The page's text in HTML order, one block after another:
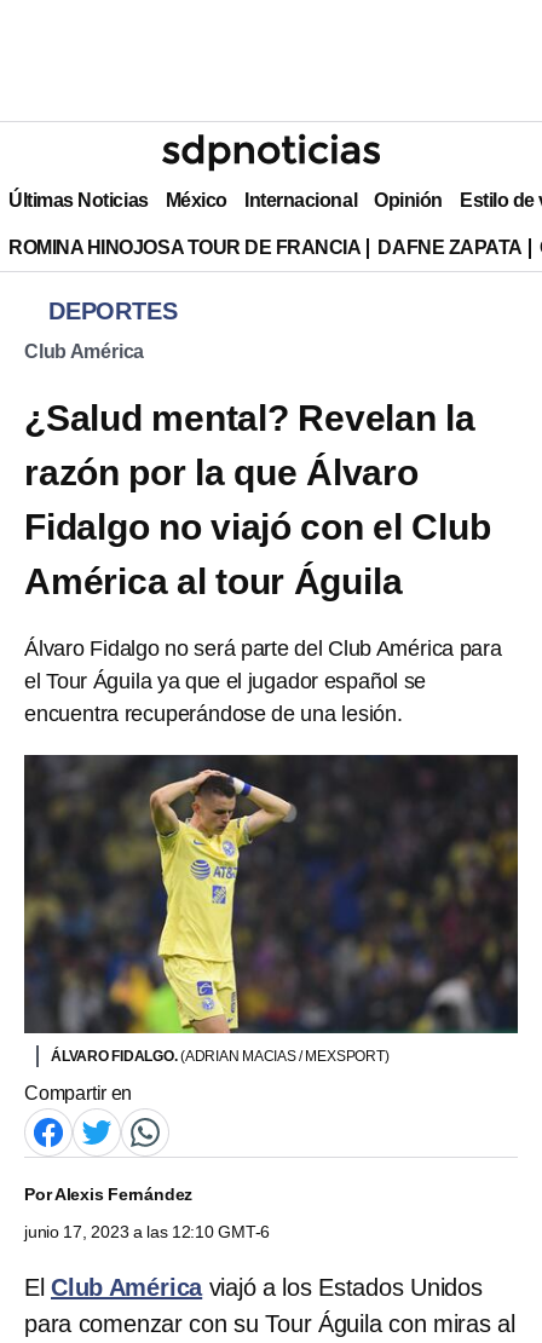
Últimas Noticias México Internacional Opinión Estilo de
ROMINA HINOJOSA TOUR DE FRANCIA DAFNE ZAPATA
DEPORTES
Club América
¿Salud mental? Revelan la
razón por la que Álvaro
Fidalgo no viajó con el Club
América al tour Águila
Álvaro Fidalgo no será parte del Club América para
el Tour Águila ya que el jugador español se
encuentra recuperándose de una lesión.
ÁLVARO FIDALGO.(ADRIAN MACIAS / MEXSPORT)
Compartir en
PorAlexis Fernández
junio 17, 2023 a las 12:10 GMT-6
El Club Américaviajó a los Estados Unidos
para comenzar con su Tour Águila con miras al